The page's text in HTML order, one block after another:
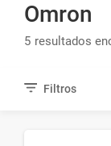
Omron
5